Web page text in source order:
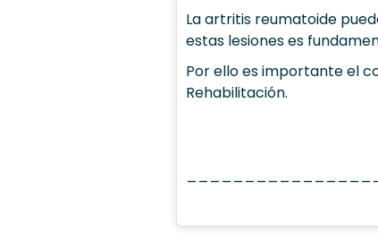
La artritis reumatoide
estas lesiones es
Por ello es importante el
Rehabilitación.